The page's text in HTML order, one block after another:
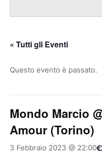
« Tutti gli Eventi
Questo evento è passato.
Mondo Marcio
Amour (Torino)
3 Febbraio 2023 @ 22:00